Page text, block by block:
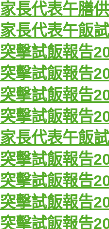
家長代表午膳
家長代表午飯
突擊試飯報告
突擊試飯報告
突擊試飯報告
突擊試飯報告
家長代表午飯
突擊試飯報告
突擊試飯報告
突擊試飯報告
突擊試飯報告